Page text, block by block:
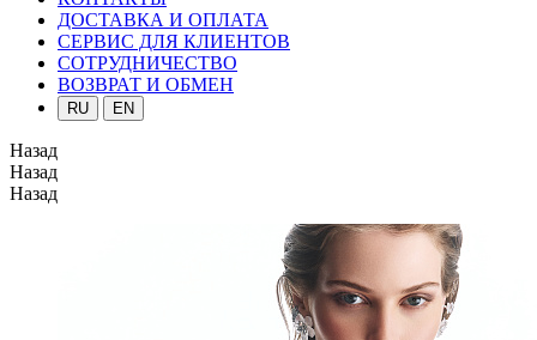
ДОСТАВКА И ОПЛАТА
СЕРВИС ДЛЯ КЛИЕНТОВ
СОТРУДНИЧЕСТВО
ВОЗВРАТ И ОБМЕН
RU EN
Назад
Назад
Назад